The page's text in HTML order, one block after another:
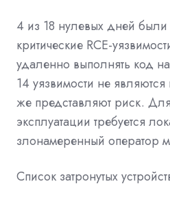
4 из 18 нулевых дней
критические RCE-
удаленно выполнять код
14 уязвимости не
же представляют риск.
эксплуатации требуется
злонамеренный оператор
Список затронутых